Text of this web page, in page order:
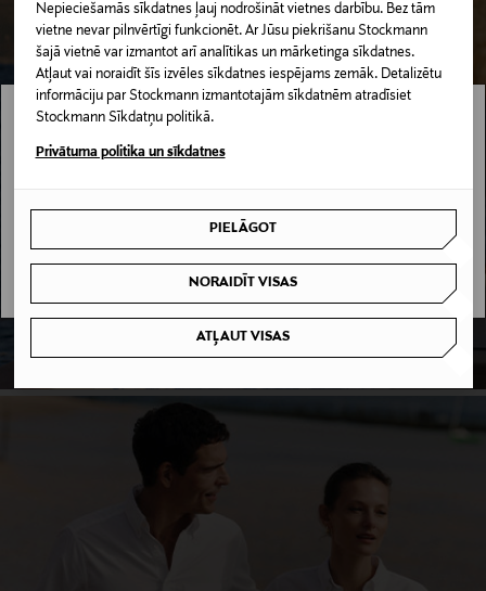
Nepieciešamās sīkdatnes ļauj nodrošināt vietnes darbību. Bez tām
vietne nevar pilnvērtīgi funkcionēt. Ar Jūsu piekrišanu Stockmann
šajā vietnē var izmantot arī analītikas un mārketinga sīkdatnes.
Atļaut vai noraidīt šīs izvēles sīkdatnes iespējams zemāk. Detalizētu
informāciju par Stockmann izmantotajām sīkdatnēm atradīsiet
Stockmann Sīkdatņu politikā.
Privātuma politika un sīkdatnes
PIELĀGOT
NORAIDĪT VISAS
ATĻAUT VISAS
ANDIATA
Stockmann nav pieejams tavā valstī.
I UNDERSTAND